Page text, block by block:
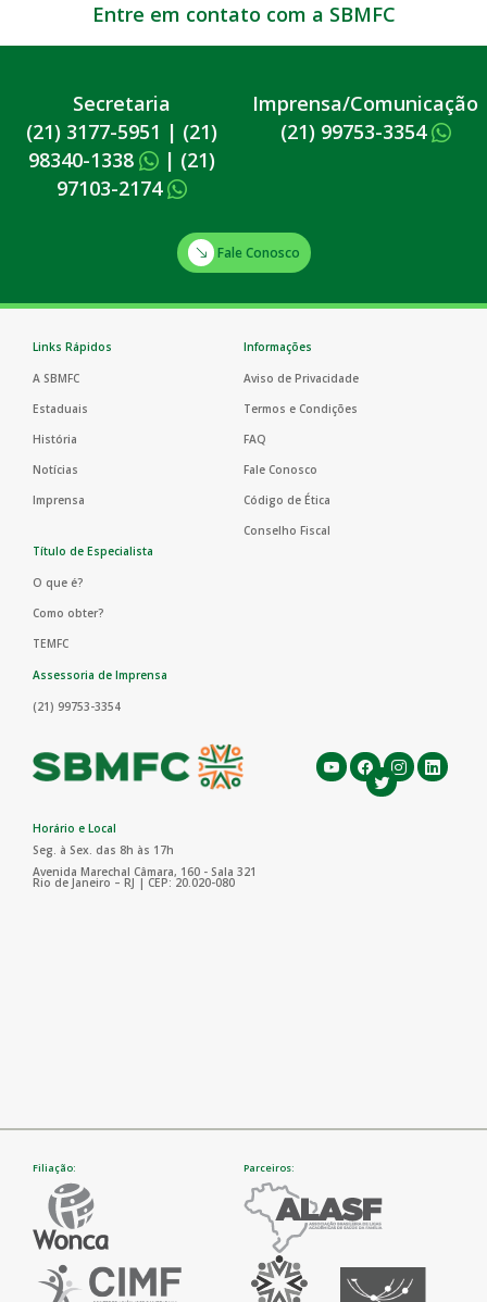
Entre em contato com a SBMFC
Secretaria
(21) 3177-5951 | (21)
98340-1338
| (21)
97103-2174
Imprensa/Comunicação
(21) 99753-3354
Fale Conosco
Links Rápidos
A SBMFC
Estaduais
História
Notícias
Imprensa
Informações
Aviso de Privacidade
Termos e Condições
FAQ
Fale Conosco
Código de Ética
Conselho Fiscal
Título de Especialista
O que é?
Como obter?
TEMFC
Assessoria de Imprensa
(21) 99753-3354
Horário e Local
Seg. à Sex. das 8h às 17h
Avenida Marechal Câmara, 160 - Sala 321
Rio de Janeiro – RJ | CEP: 20.020-080
Filiação: Parceiros: